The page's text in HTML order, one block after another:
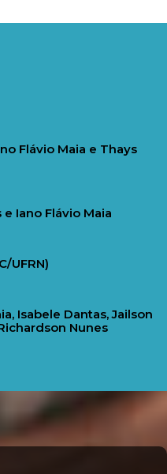
Flávio Maia e Thays
Iano Flávio Maia
UFRN)
Isabele Dantas, Jailson
Nunes